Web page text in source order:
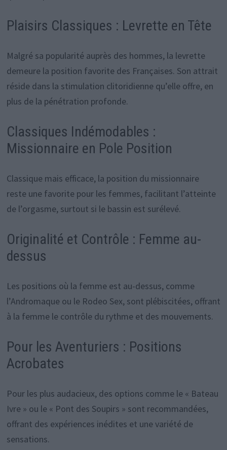
Plaisirs Classiques : Levrette en Tête
Malgré sa popularité auprès des hommes, la levrette
demeure la position favorite des Françaises. Son attrait
réside dans la stimulation clitoridienne qu’elle offre, en
plus de la pénétration profonde.
Classiques Indémodables :
Missionnaire en Pole Position
Classique mais efficace, la position du missionnaire
reste une favorite pour les femmes, facilitant l’atteinte
de l’orgasme, surtout si le bassin est surélevé.
Originalité et Contrôle : Femme au-
dessus
Les positions où la femme est au-dessus, comme
l’Andromaque ou le Rodeo Sex, sont plébiscitées, offrant
à la femme le contrôle du rythme et des mouvements.
Pour les Aventuriers : Positions
Acrobates
Pour les plus audacieux, des options comme le « Bateau
Ivre » ou le « Pont des Soupirs » sont recommandées,
offrant des expériences inédites et une variété de
sensations.